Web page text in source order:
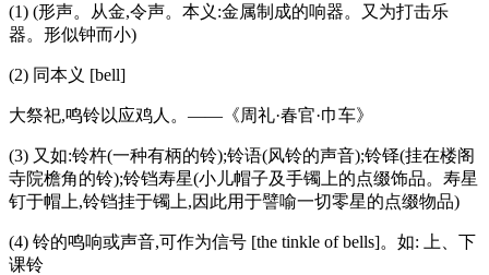
(1) (形声。从金,令声。本义:金属制成的响器。又为打击乐
器。形似钟而小)
(2) 同本义 [bell]
大祭祀,鸣铃以应鸡人。——《周礼·春官·巾车》
(3) 又如:铃杵(一种有柄的铃);铃语(风铃的声音);铃铎(挂在楼阁
寺院檐角的铃);铃铛寿星(小儿帽子及手镯上的点缀饰品。寿星
钉于帽上,铃铛挂于镯上,因此用于譬喻一切零星的点缀物品)
(4) 铃的鸣响或声音,可作为信号 [the tinkle of bells]。如: 上、下
课铃